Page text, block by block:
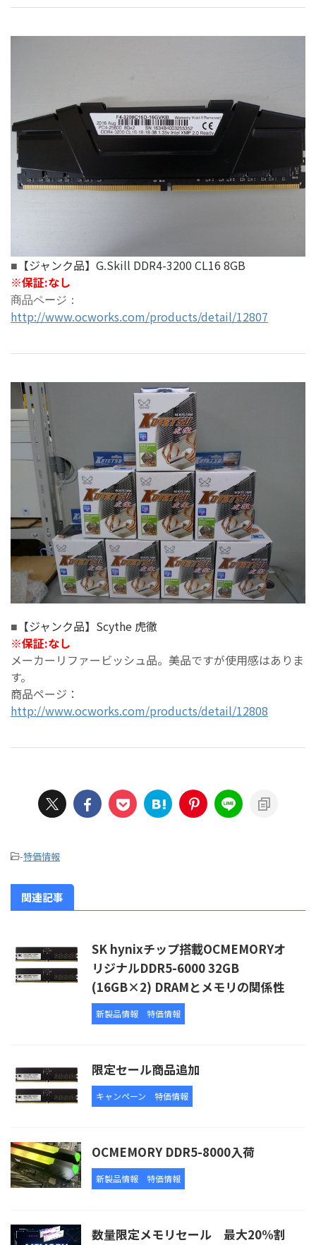
■
【ジャンク品】G.Skill DDR4-3200 CL16 8GB
※保証:なし
商品ページ：
http://www.ocworks.com/products/detail/12807
■
【ジャンク品】Scythe 虎徹
※保証:なし
メーカーリファービッシュ品。美品ですが使用感はありま
す。
商品ページ：
http://www.ocworks.com/products/detail/12808
-特価情報
関連記事
SK hynixチップ搭載OCMEMORYオ
リジナルDDR5-6000 32GB
(16GB×2) DRAMとメモリの関係性
新製品情報 特価情報
限定セール商品追加
キャンペーン 特価情報
OCMEMORY DDR5-8000入荷
新製品情報 特価情報
数量限定メモリセール 最大20%割